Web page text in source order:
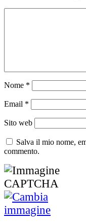
Nome *
Email *
Sito web
Salva il mio nome,
commento.